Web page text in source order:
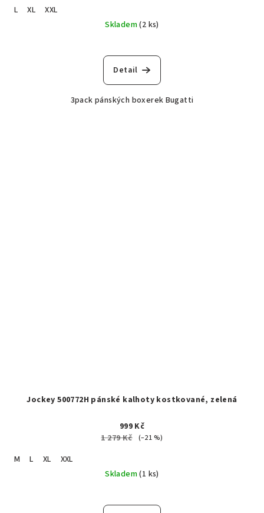
L XL
XXL
Skladem(2 ks)
Detail
3pack pánských boxerek Bugatti
Jockey 500772H pánské kalhoty kostkované, zelená
999 Kč
1 279 Kč
(–21 %)
M L XL
XXL
Skladem(1 ks)